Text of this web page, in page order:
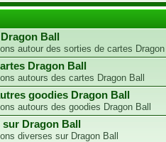
Ball
autour des sorties de cartes
Dragon Ball
autours des cartes Dragon Ball
goodies Dragon Ball
autours des goodies Dragon Ball
Dragon Ball
diverses sur Dragon Ball